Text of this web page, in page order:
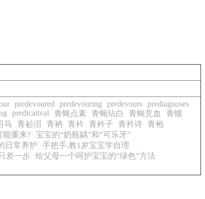
predevoured predevouring predevours prediagnoses
predicatival 青蝇点素 青蝇玷白 青蝇竞血
青螺
马 青衫泪 青衲 青衿 青衿子 青衿诗 青袍
能重来?
宝宝的“奶瓶龋”和“可乐牙”
日常养护
手把手,教1岁宝宝学自理
差一步 给父母一个呵护宝宝的“绿色”方法